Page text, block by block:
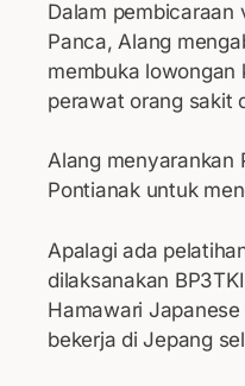
Dalam pembicaraan
Panca, Alang
membuka lowongan
perawat orang sakit
Alang menyarankan
Pontianak untuk
Apalagi ada
dilaksanakan
Hamawari
bekerja di Jepang